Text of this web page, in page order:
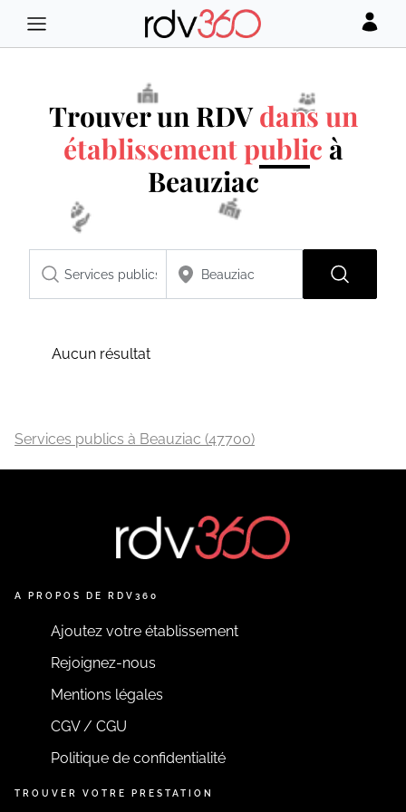
Trouver un RDVdans un
établissement public à
Beauziac
Aucun résultat
Services publics à Beauziac (47700)
A PROPOS DE RDV360
Ajoutez votre établissement
Rejoignez-nous
Mentions légales
CGV / CGU
Politique de confidentialité
TROUVER VOTRE PRESTATION